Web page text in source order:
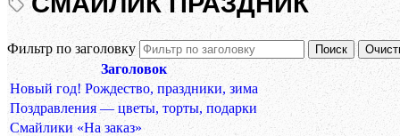
Фильтр по заголовку Поиск
Заголовок
Новый год! Рождество, праздники, зима
Поздравления — цветы, торты, подарки
Смайлики «На заказ»